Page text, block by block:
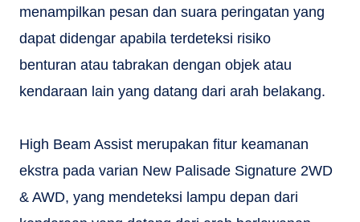
menampilkan pesan dan suara peringatan yang
dapat didengar apabila terdeteksi risiko
benturan atau tabrakan dengan objek atau
kendaraan lain yang datang dari arah belakang.
High Beam Assist merupakan fitur keamanan
ekstra pada varian New Palisade Signature 2WD
& AWD, yang mendeteksi lampu depan dari